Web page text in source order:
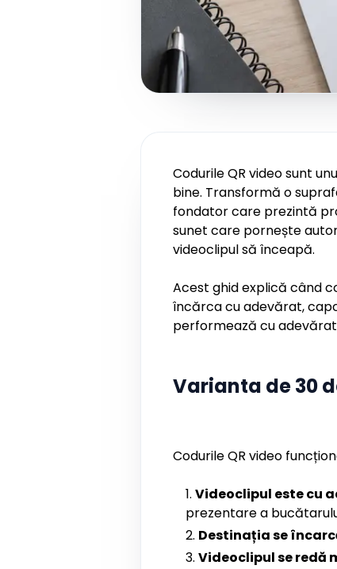
Codurile QR video sunt
bine. Transformă o
fondator care prezintă
sunet care pornește
videoclipul să înceapă.
Acest ghid explică când
încărca cu adevărat,
performează cu
Varianta de 30
Codurile QR video
Videoclipul este cu
prezentare a
Destinația se
Videoclipul se redă